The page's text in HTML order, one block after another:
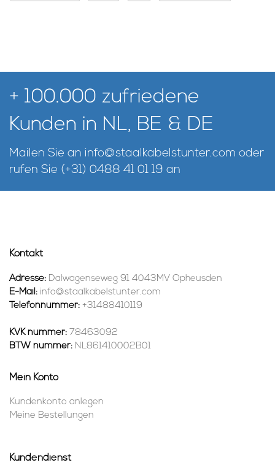
+ 100.000 zufriedene
Kunden in NL, BE & DE
Mailen Sie an info@staalkabelstunter.com oder
rufen Sie (+31) 0488 41 01 19 an
Kontakt
Adresse: Dalwagenseweg 91 4043MV Opheusden
E-Mail: info@staalkabelstunter.com
Telefonnummer: +31488410119
KVK nummer: 78463092
BTW nummer: NL861410002B01
Mein Konto
Kundenkonto anlegen
Meine Bestellungen
Kundendienst